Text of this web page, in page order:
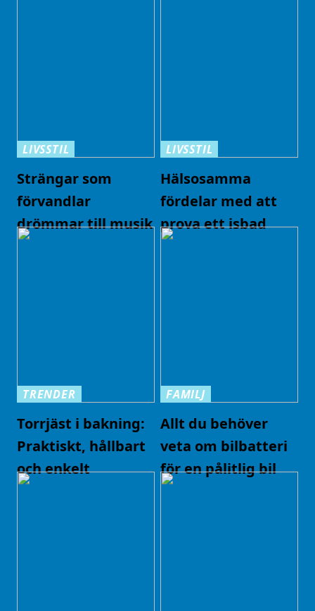
LIVSSTIL
Strängar som
förvandlar
drömmar till musik
LIVSSTIL
Hälsosamma
fördelar med att
prova ett isbad
TRENDER
Torrjäst i bakning:
Praktiskt, hållbart
och enkelt
FAMILJ
Allt du behöver
veta om bilbatteri
för en pålitlig bil